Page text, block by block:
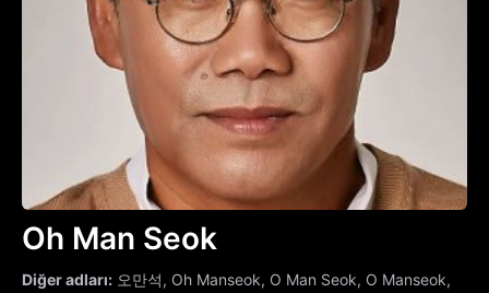
Oh Man Seok
Diğer adları: 오만석, Oh Manseok, O Man Seok, O Manseok,